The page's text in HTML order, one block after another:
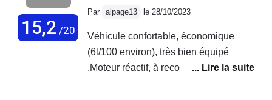
(voir plus bas)Quel dommage pour un
bon véhicule !
15,2 /20
Par alpage13 le 28/10/2023
Véhicule confortable, économique
(6l/100 environ), très bien équipé
.Moteur réactif, à recommander !